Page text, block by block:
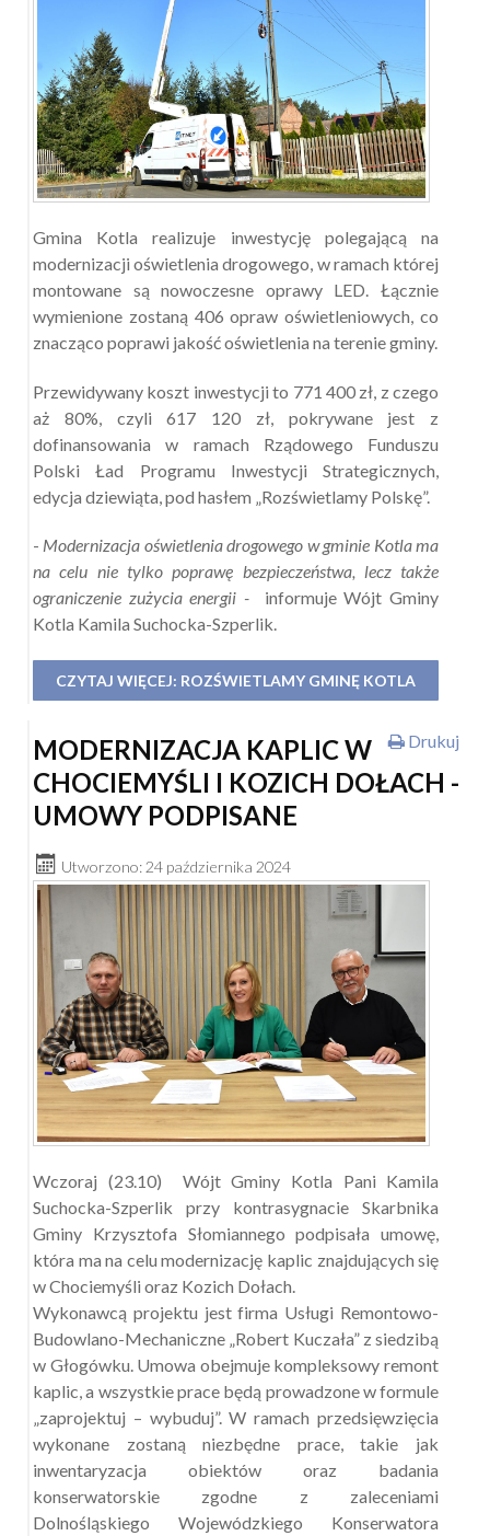
Gmina Kotla realizuje inwestycję polegającą na
modernizacji oświetlenia drogowego, w ramach której
montowane są nowoczesne oprawy LED. Łącznie
wymienione zostaną 406 opraw oświetleniowych, co
znacząco poprawi jakość oświetlenia na terenie gminy.
Przewidywany koszt inwestycji to 771 400 zł, z czego
aż 80%, czyli 617 120 zł, pokrywane jest z
dofinansowania w ramach Rządowego Funduszu
Polski Ład Programu Inwestycji Strategicznych,
edycja dziewiąta, pod hasłem „Rozświetlamy Polskę”.
- Modernizacja oświetlenia drogowego w gminie Kotla ma
na celu nie tylko poprawę bezpieczeństwa, lecz także
ograniczenie zużycia energii - informuje Wójt Gminy
Kotla Kamila Suchocka-Szperlik.
CZYTAJ WIĘCEJ: ROZŚWIETLAMY GMINĘ KOTLA
MODERNIZACJA KAPLIC W
CHOCIEMYŚLI I KOZICH DOŁACH -
UMOWY PODPISANE
Utworzono: 24 października 2024
Drukuj
Wczoraj (23.10) Wójt Gminy Kotla Pani Kamila
Suchocka-Szperlik przy kontrasygnacie Skarbnika
Gminy Krzysztofa Słomiannego podpisała umowę,
która ma na celu modernizację kaplic znajdujących się
w Chociemyśli oraz Kozich Dołach.
Wykonawcą projektu jest firma Usługi Remontowo-
Budowlano-Mechaniczne „Robert Kuczała” z siedzibą
w Głogówku. Umowa obejmuje kompleksowy remont
kaplic, a wszystkie prace będą prowadzone w formule
„zaprojektuj – wybuduj”. W ramach przedsięwzięcia
wykonane zostaną niezbędne prace, takie jak
inwentaryzacja obiektów oraz badania
konserwatorskie zgodne z zaleceniami
Dolnośląskiego Wojewódzkiego Konserwatora